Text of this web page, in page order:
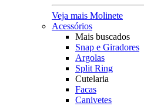
Veja mais Molinete
Acessórios
Mais buscados
Snap e Giradores
Argolas
Split Ring
Cutelaria
Facas
Canivetes